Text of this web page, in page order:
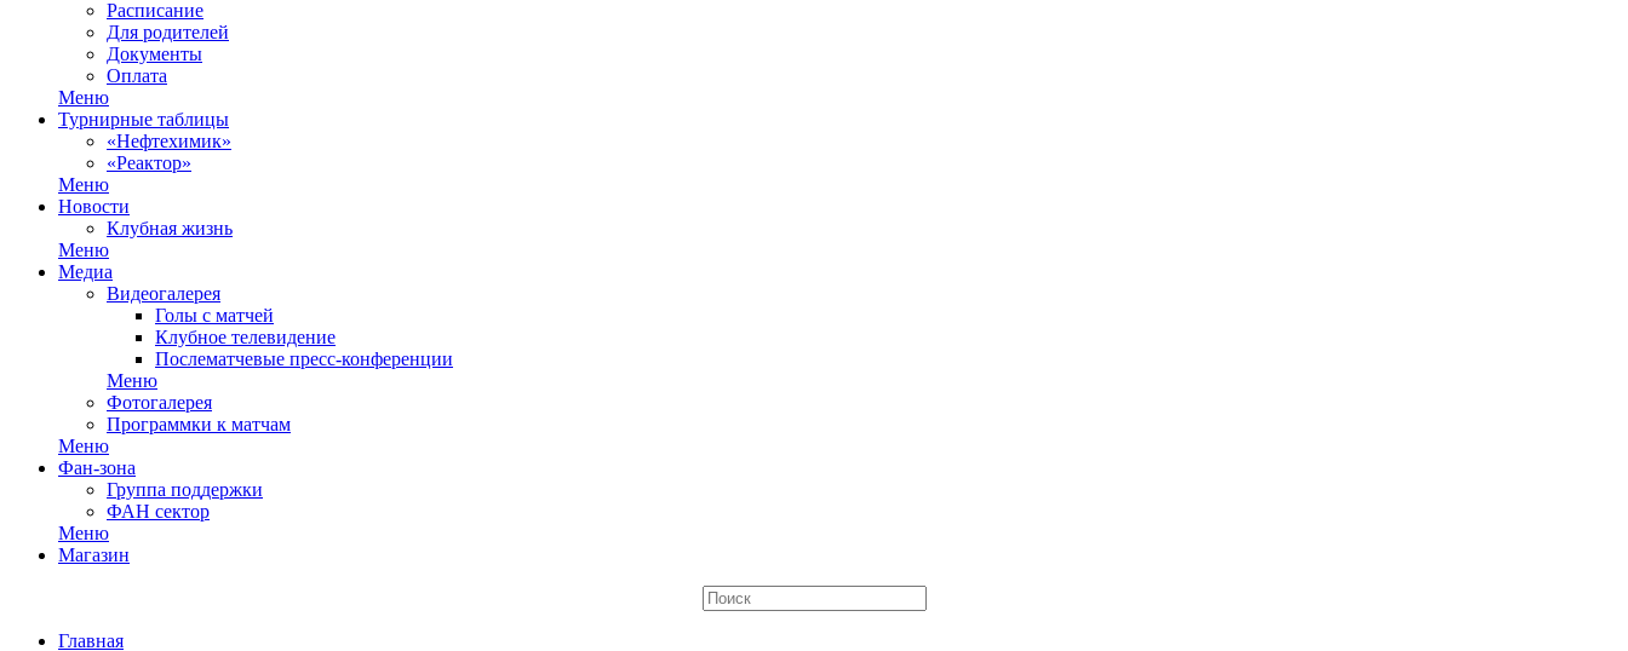
Расписание
Для родителей
Документы
Оплата
Меню
Турнирные таблицы
«Нефтехимик»
«Реактор»
Меню
Новости
Клубная жизнь
Меню
Медиа
Видеогалерея
Голы с матчей
Клубное телевидение
Послематчевые пресс-конференции
Меню
Фотогалерея
Программки к матчам
Меню
Фан-зона
Группа поддержки
ФАН сектор
Меню
Магазин
Главная